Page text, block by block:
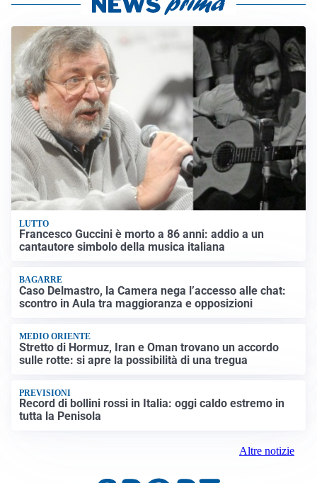
LUTTO
Francesco Guccini è morto a 86 anni: addio a un
cantautore simbolo della musica italiana
BAGARRE
Caso Delmastro, la Camera nega l’accesso alle chat:
scontro in Aula tra maggioranza e opposizioni
MEDIO ORIENTE
Stretto di Hormuz, Iran e Oman trovano un accordo
sulle rotte: si apre la possibilità di una tregua
PREVISIONI
Record di bollini rossi in Italia: oggi caldo estremo in
tutta la Penisola
Altre notizie